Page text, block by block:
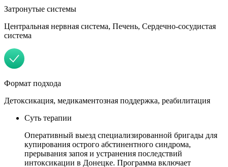
Затронутые системы
Центральная нервная система, Печень, Сердечно-сосудистая
система
Формат подхода
Детоксикация, медикаментозная поддержка, реабилитация
Суть терапии
Оперативный выезд специализированной бригады для
купирования острого абстинентного синдрома,
прерывания запоя и устранения последствий
интоксикации в Донецке. Программа включает